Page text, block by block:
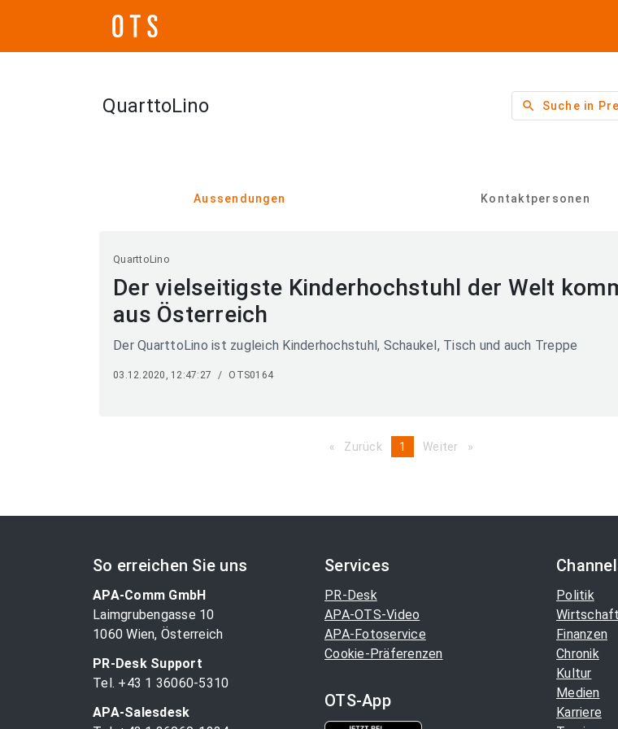
QuarttoLino search Suche in
Aussendungen Kontaktpersonen
QuarttoLino
Der vielseitigste Kinderhochstuhl der Welt
aus Österreich
Der QuarttoLino ist zugleich Kinderhochstuhl, Schaukel, Tisch und auch Treppe
03.12.2020, 12:47:27 / OTS0164
Zurück pageYou're
1 Weiter page
So erreichen Sie uns
APA-Comm GmbH
Laimgrubengasse 10
1060 Wien, Österreich
PR-Desk Support
Tel. +43 1 36060-5310
APA-Salesdesk
Services
PR-Desk
APA-OTS-Video
APA-Fotoservice
Cookie-Präferenzen
OTS-App
Politik
Wirtschaft
Finanzen
Chronik
Kultur
Medien
Karriere